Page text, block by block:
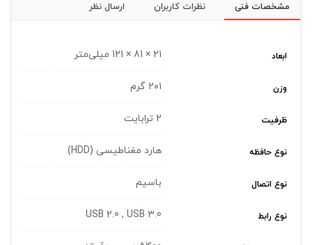
مشخصات فنی نظرات کاربران ارسال نظر
ابعاد 21 × 81 × 121 میلی‌متر
وزن ۲۰۱ گرم
ظرفیت 2 ترابایت
نوع حافظه هارد مغناطیسی (HDD)
نوع اتصال باسیم
نوع رابط USB 2.0 , USB 3.0